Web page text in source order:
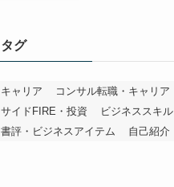
タグ
キャリア
コンサル転職・キャリア
サイドFIRE・投資
ビジネススキル
書評・ビジネスアイテム
自己紹介